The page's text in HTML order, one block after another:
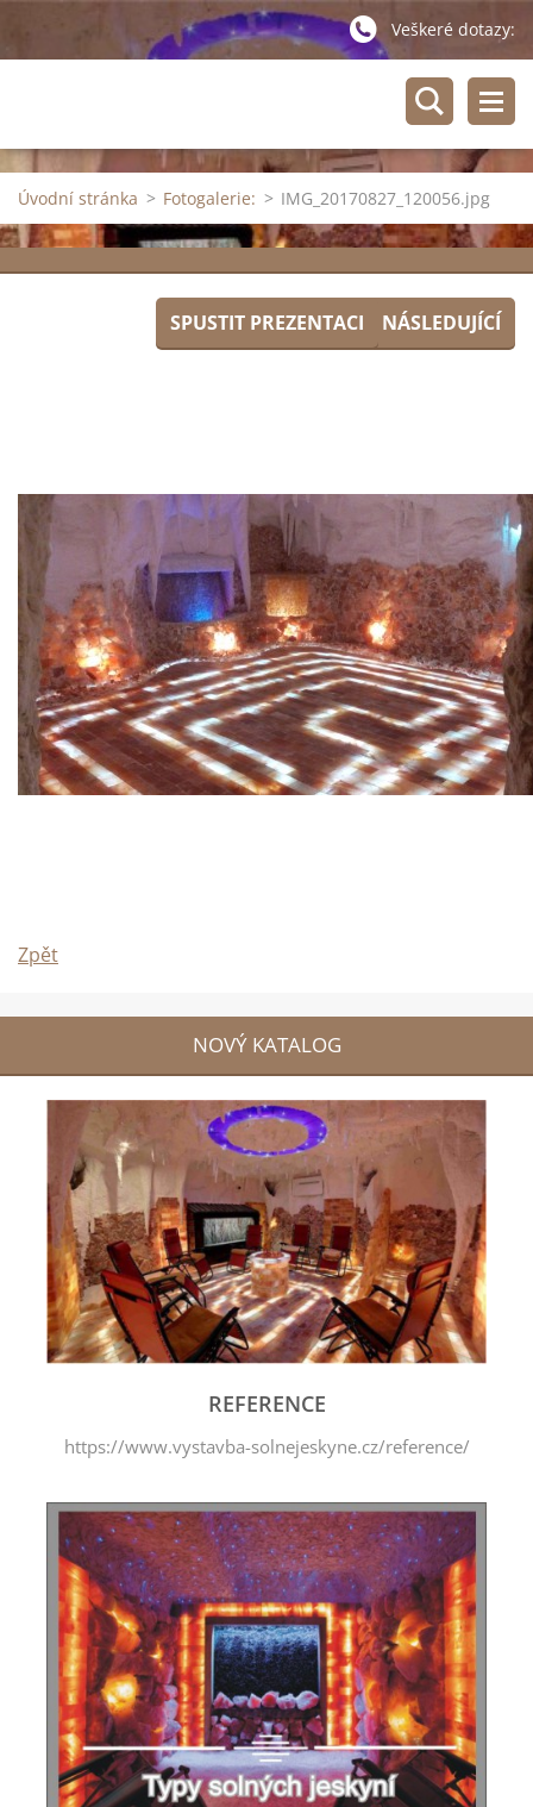
Veškeré dotazy:
Úvodní stránka > Fotogalerie: > IMG_20170827_120056.jpg
SPUSTIT PREZENTACI NÁSLEDUJÍCÍ
Zpět
NOVÝ KATALOG
REFERENCE
https://www.vystavba-solnejeskyne.cz/reference/